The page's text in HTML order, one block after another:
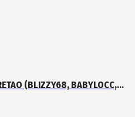
(BLIZZY68, BABYLOCC,
& MENOL ZOMBIE)